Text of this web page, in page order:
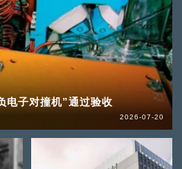
电子对撞机”通过验收
2026-07-20